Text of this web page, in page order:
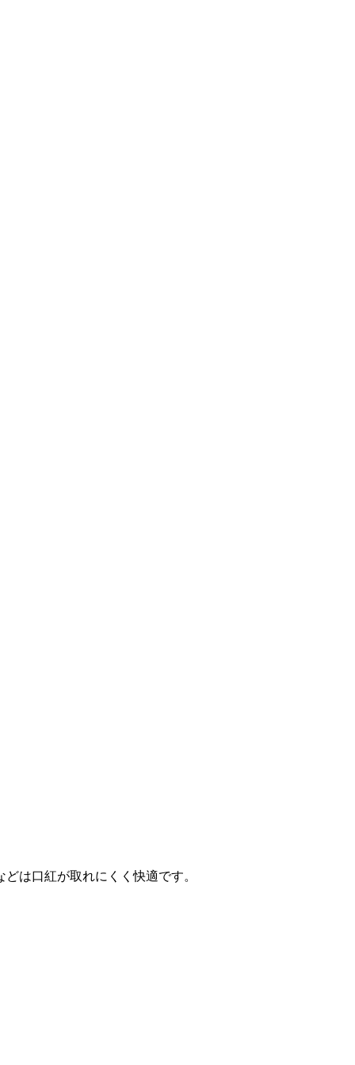
は口紅が取れにくく快適です。